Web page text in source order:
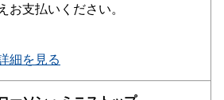
えお支払いください。
細を見る